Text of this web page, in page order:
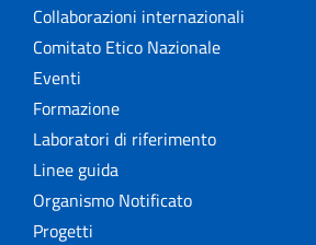
Collaborazioni internazionali
Comitato Etico Nazionale
Eventi
Formazione
Laboratori di riferimento
Linee guida
Organismo Notificato
Progetti